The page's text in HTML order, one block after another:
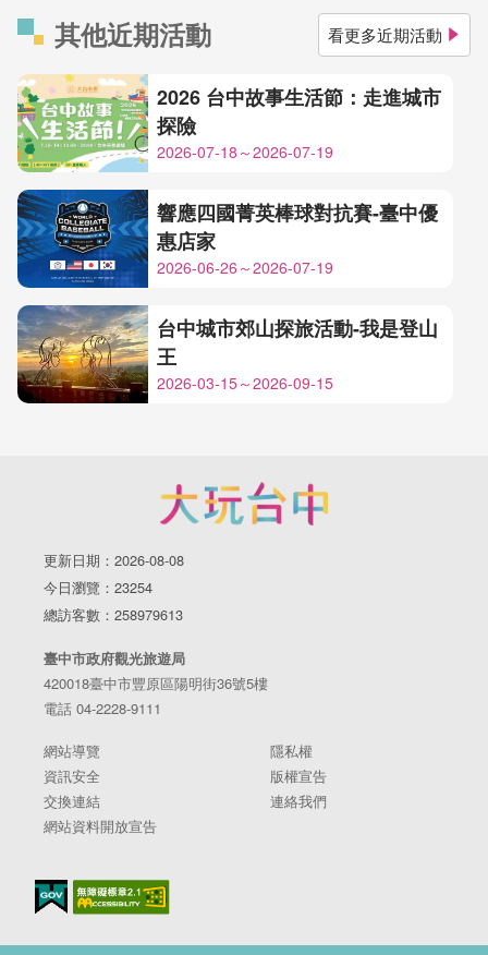
其他近期活動 看更多近期活動
2026 台中故事生活節：走進城市
探險
2026-07-18～2026-07-19
響應四國菁英棒球對抗賽-臺中優
惠店家
2026-06-26～2026-07-19
台中城市郊山探旅活動-我是登山
王
2026-03-15～2026-09-15
更新日期：2026-08-08
今日瀏覽：23254
總訪客數：258979613
臺中市政府觀光旅遊局
420018臺中市豐原區陽明街36號5樓
電話 04-2228-9111
網站導覽
隱私權
資訊安全
版權宣告
交換連結
連絡我們
網站資料開放宣告